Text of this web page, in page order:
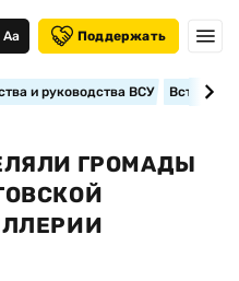
Аа Поддержать
и руководства ВСУ
ГРОМАДЫ